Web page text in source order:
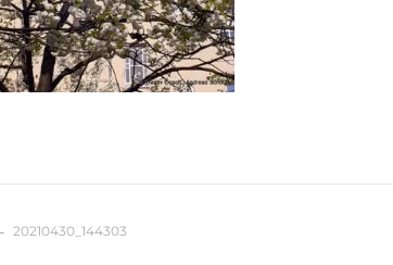
20210430_144303